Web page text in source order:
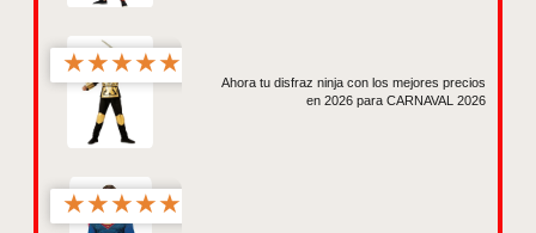
★★★★★
Ahora tu disfraz ninja con los mejores precios
en 2026 para CARNAVAL 2026
★★★★★